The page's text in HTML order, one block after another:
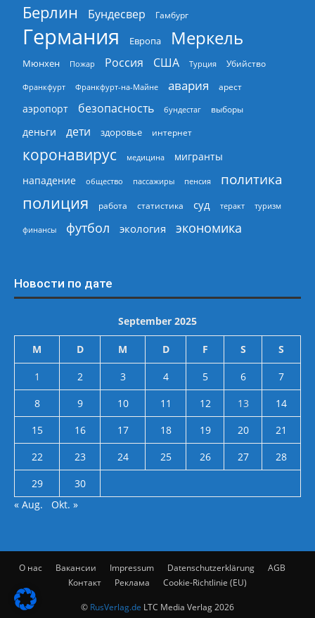
Берлин
Бундесвер Гамбург
Германия Европа Меркель
Мюнхен Пожар Россия США Турция Убийство
Франкфурт Франкфурт-на-Майне авария арест
аэропорт безопасность бундестаг выборы
деньги дети здоровье интернет
коронавирус медицина
мигранты
нападение
общество пассажиры пенсия политика
полиция работа статистика суд теракт туризм
финансы футбол экология экономика
Новости по дате
September 2025
M D M D F S S
1 2 3 4 5 6
7
8
9 10 11 12 13
14
15
16 17 18 19 20
21
22
23 24 25 26 27
28
29
30
« Aug.
Okt. »
О нас Вакансии Impressum Datenschutzerklärung
AGB
Контакт
Реклама Cookie-Richtlinie (EU)
© RusVerlag.de LTC Media Verlag 2026